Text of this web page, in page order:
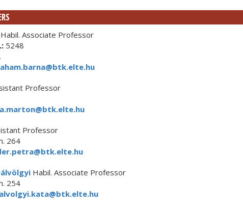
Habil. Associate Professor
5248
Professor
Professor
264
Habil. Associate Professor
254